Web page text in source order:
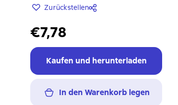
Zurückstellen
€7,78
Kaufen und herunterladen
In den Warenkorb legen